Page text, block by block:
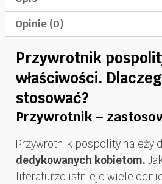
Opinie (0)
Przywrotnik
właściwości.
stosować?
Przywrotnik –
Przywrotnik pospolity należy
dedykowanych kobietom.
literaturze istnieje wiele